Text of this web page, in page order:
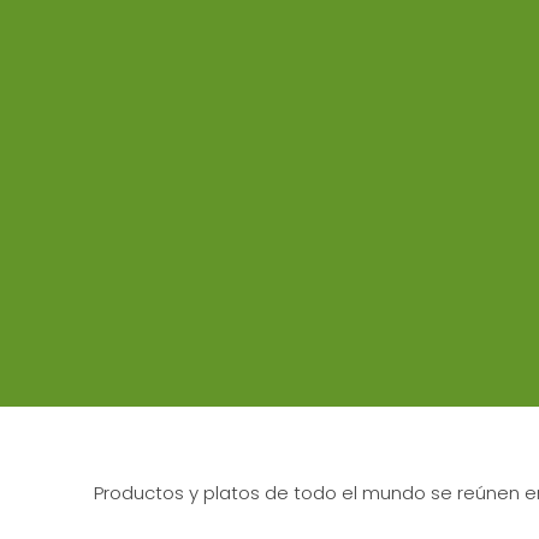
Productos y platos de todo el mundo se reúnen